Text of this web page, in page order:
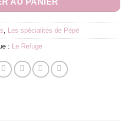
AU PANIER
Les spécialités de Pépé
: Le Refuge